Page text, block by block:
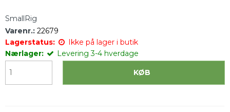
SmallRig
Varenr.: 22679
Lagerstatus:
Ikke på lager i butik
Nærlager:
Levering 3-4 hverdage
KØB